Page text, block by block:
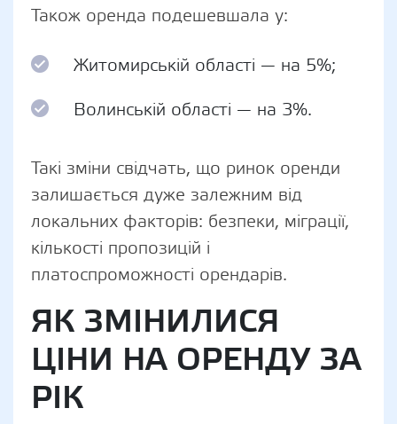
Також оренда подешевшала у:
Житомирській області — на 5%;
Волинській області — на 3%.
Такі зміни свідчать, що ринок оренди
залишається дуже залежним від
локальних факторів: безпеки, міграції,
кількості пропозицій і
платоспроможності орендарів.
ЯК ЗМІНИЛИСЯ
ЦІНИ НА ОРЕНДУ ЗА
РІК